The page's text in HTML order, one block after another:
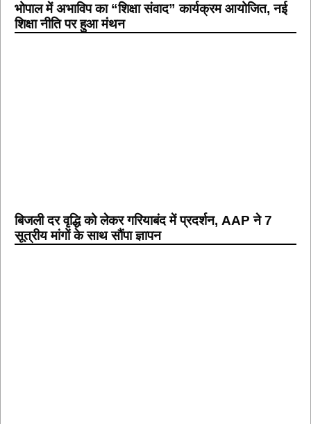
भोपाल में अभाविप का “शिक्षा संवाद” कार्यक्रम आयोजित, नई
शिक्षा नीति पर हुआ मंथन
बिजली दर वृद्धि को लेकर गरियाबंद में प्रदर्शन, AAP ने 7
सूत्रीय मांगों के साथ सौंपा ज्ञापन